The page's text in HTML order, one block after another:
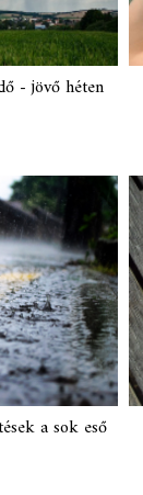
- jövő héten
a sok eső